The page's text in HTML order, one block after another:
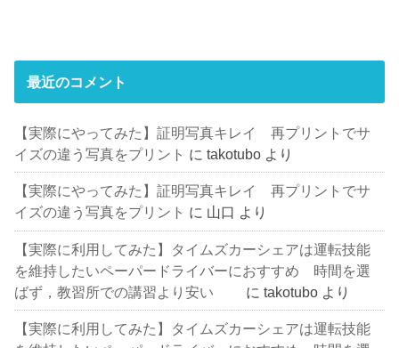
最近のコメント
【実際にやってみた】証明写真キレイ 再プリントでサ
イズの違う写真をプリント にtakotubo より
【実際にやってみた】証明写真キレイ 再プリントでサ
イズの違う写真をプリント に 山口 より
【実際に利用してみた】タイムズカーシェアは運転技能
を維持したいペーパードライバーにおすすめ 時間を選
ばず，教習所での講習より安い
にtakotubo より
【実際に利用してみた】タイムズカーシェアは運転技能